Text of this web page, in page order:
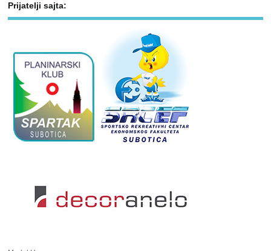
Prijatelji sajta: